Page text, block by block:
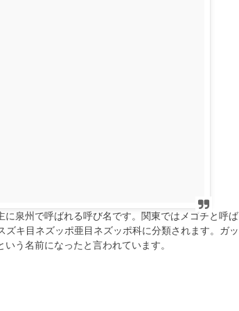
泉州で呼ばれる呼び名です。関東ではメゴチと呼ば
キ目ネズッポ亜目ネズッポ科に分類されます。ガッ
う名前になったと言われています。